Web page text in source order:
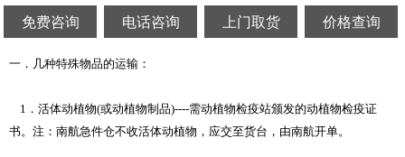
免费咨询 电话咨询 上门取货 价格查询
一．几种特殊物品的运输：
1． 活体动植物(或动植物制品)----需动植物检疫站颁发的动植物检疫证
书。注：南航急件仓不收活体动植物，应交至货台，由南航开单。